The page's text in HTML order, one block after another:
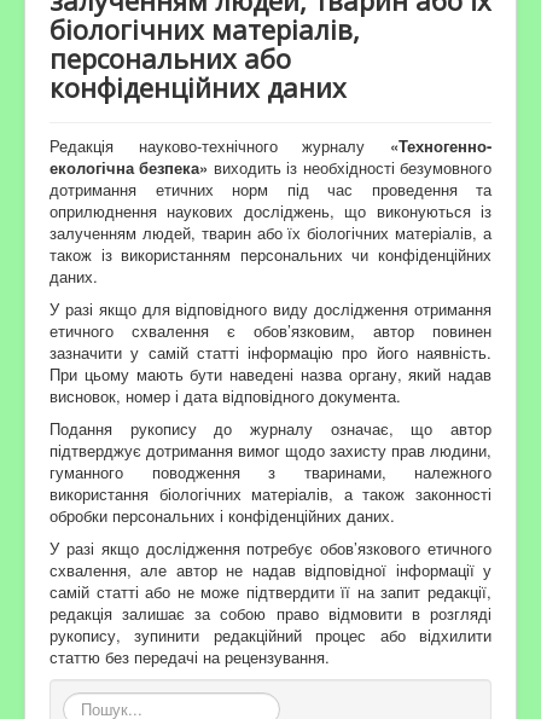
біологічних матеріалів,
персональних або
конфіденційних даних
Редакція науково-технічного журналу «Техногенно-
екологічна безпека» виходить із необхідності безумовного
дотримання етичних норм під час проведення та
оприлюднення наукових досліджень, що виконуються із
залученням людей, тварин або їх біологічних матеріалів, а
також із використанням персональних чи конфіденційних
даних.
У разі якщо для відповідного виду дослідження отримання
етичного схвалення є обов’язковим, автор повинен
зазначити у самій статті інформацію про його наявність.
При цьому мають бути наведені назва органу, який надав
висновок, номер і дата відповідного документа.
Подання рукопису до журналу означає, що автор
підтверджує дотримання вимог щодо захисту прав людини,
гуманного поводження з тваринами, належного
використання біологічних матеріалів, а також законності
обробки персональних і конфіденційних даних.
У разі якщо дослідження потребує обов’язкового етичного
схвалення, але автор не надав відповідної інформації у
самій статтіабо не може підтвердити її на запит редакції,
редакція залишає за собою право відмовити в розгляді
рукопису, зупинити редакційний процес або відхилити
статтю без передачі на рецензування.
Пошук